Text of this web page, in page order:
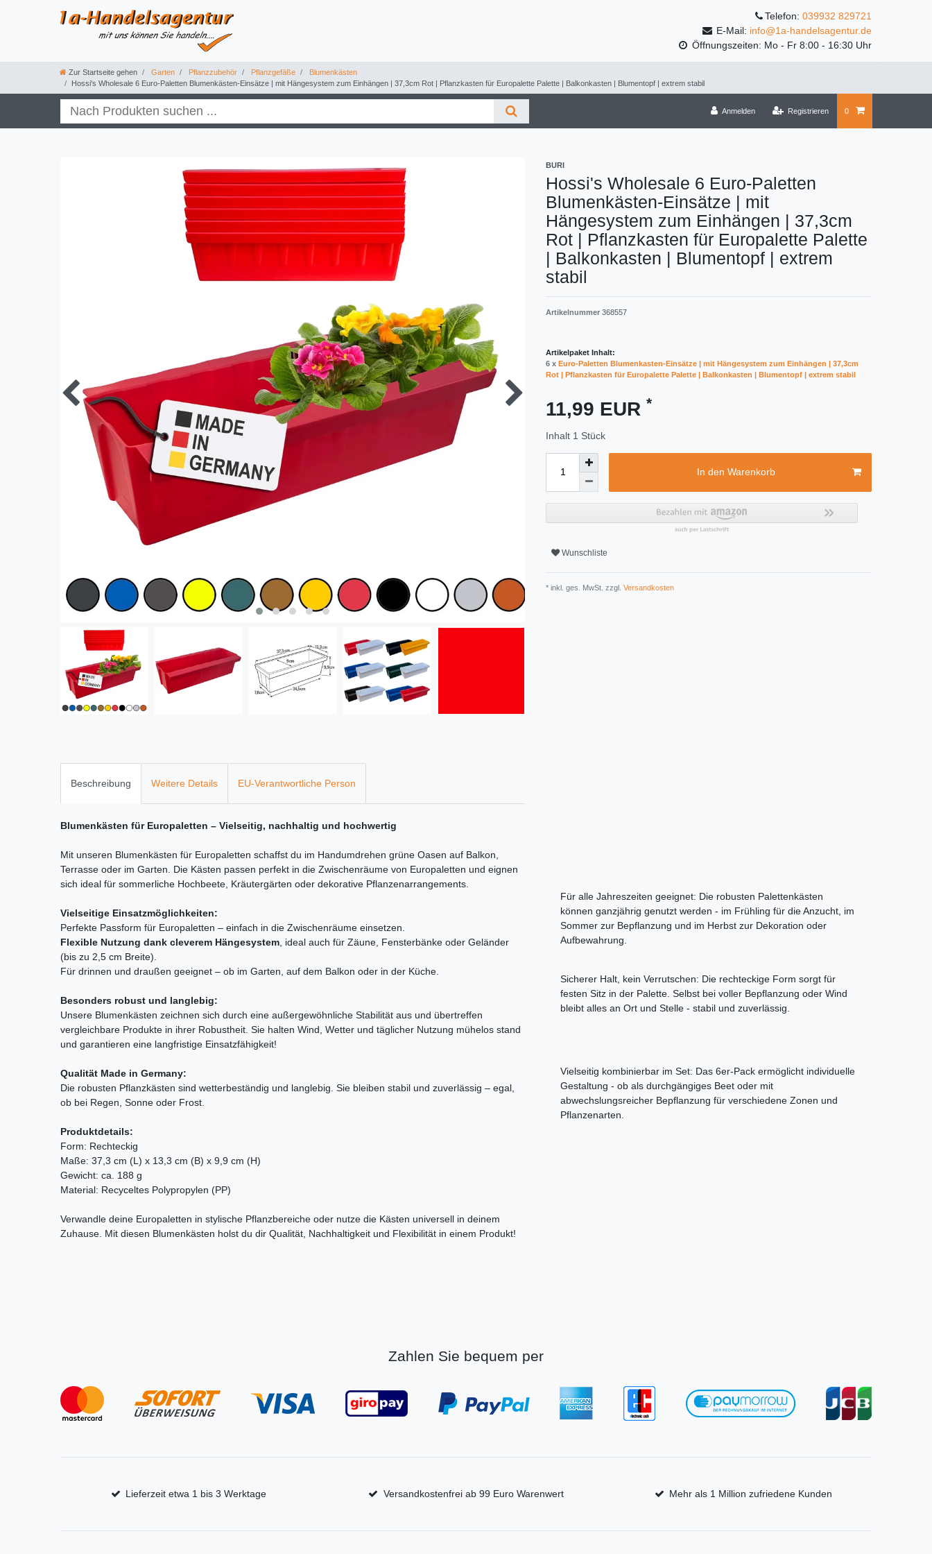
Telefon: 039932 829721
E-Mail: info@1a-handelsagentur.de
Öffnungszeiten: Mo - Fr 8:00 - 16:30 Uhr
Zur Startseite gehen Garten Pflanzzubehör Pflanzgefäße
Blumenkästen
Hossi's Wholesale 6 Euro-Paletten Blumenkästen-Einsätze | mit Hängesystem zum Einhängen | 37,3cm Rot | Pflanzkasten für Europalette Palette | Balkonkasten | Blumentopf | extrem stabil
Anmelden Registrieren 0
BURI
Hossi's Wholesale 6 Euro-Paletten
Blumenkästen-Einsätze | mit
Hängesystem zum Einhängen | 37,3cm
Rot | Pflanzkasten für Europalette Palette
| Balkonkasten | Blumentopf | extrem
stabil
Artikelnummer 368557
Artikelpaket Inhalt:
6 x Euro-Paletten Blumenkasten-Einsätze | mit Hängesystem zum Einhängen | 37,3cm
Rot | Pflanzkasten für Europalette Palette | Balkonkasten | Blumentopf | extrem stabil
11,99 EUR *
Inhalt 1 Stück
In den Warenkorb
Wunschliste
* inkl. ges. MwSt. zzgl. Versandkosten
Beschreibung Weitere Details EU-Verantwortliche Person
Blumenkästen für Europaletten – Vielseitig, nachhaltig und hochwertig
Mit unseren Blumenkästen für Europaletten schaffst du im Handumdrehen grüne Oasen auf Balkon,
Terrasse oder im Garten. Die Kästen passen perfekt in die Zwischenräume von Europaletten und eignen
sich ideal für sommerliche Hochbeete, Kräutergärten oder dekorative Pflanzenarrangements.
Vielseitige Einsatzmöglichkeiten:
Perfekte Passform für Europaletten – einfach in die Zwischenräume einsetzen.
Flexible Nutzung dank cleverem Hängesystem, ideal auch für Zäune, Fensterbänke oder Geländer
(bis zu 2,5 cm Breite).
Für drinnen und draußen geeignet – ob im Garten, auf dem Balkon oder in der Küche.
Besonders robust und langlebig:
Unsere Blumenkästen zeichnen sich durch eine außergewöhnliche Stabilität aus und übertreffen
vergleichbare Produkte in ihrer Robustheit. Sie halten Wind, Wetter und täglicher Nutzung mühelos stand
und garantieren eine langfristige Einsatzfähigkeit!
Qualität Made in Germany:
Die robusten Pflanzkästen sind wetterbeständig und langlebig. Sie bleiben stabil und zuverlässig – egal,
ob bei Regen, Sonne oder Frost.
Produktdetails:
Form: Rechteckig
Maße: 37,3 cm (L) x 13,3 cm (B) x 9,9 cm (H)
Gewicht: ca. 188 g
Material: Recyceltes Polypropylen (PP)
Verwandle deine Europaletten in stylische Pflanzbereiche oder nutze die Kästen universell in deinem
Zuhause. Mit diesen Blumenkästen holst du dir Qualität, Nachhaltigkeit und Flexibilität in einem Produkt!
Für alle Jahreszeiten geeignet: Die robusten Palettenkästen
können ganzjährig genutzt werden - im Frühling für die Anzucht, im
Sommer zur Bepflanzung und im Herbst zur Dekoration oder
Aufbewahrung.
Sicherer Halt, kein Verrutschen: Die rechteckige Form sorgt für
festen Sitz in der Palette. Selbst bei voller Bepflanzung oder Wind
bleibt alles an Ort und Stelle - stabil und zuverlässig.
Vielseitig kombinierbar im Set: Das 6er-Pack ermöglicht individuelle
Gestaltung - ob als durchgängiges Beet oder mit
abwechslungsreicher Bepflanzung für verschiedene Zonen und
Pflanzenarten.
Zahlen Sie bequem per
Lieferzeit etwa 1 bis 3 Werktage Versandkostenfrei ab 99 Euro Warenwert Mehr als 1 Million zufriedene Kunden